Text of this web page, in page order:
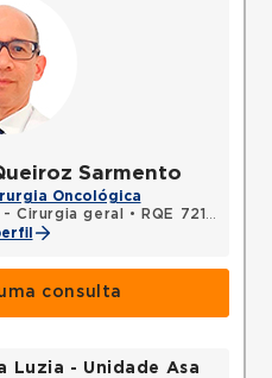
Sarmento
Oncológica
- Cirurgia geral •
RQE 7211 - Cancerologia/cancerologia cirúrgica
consulta
Luzia - Unidade Asa